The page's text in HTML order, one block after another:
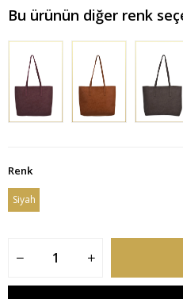
Bu ürünün diğer renk
Renk
Siyah